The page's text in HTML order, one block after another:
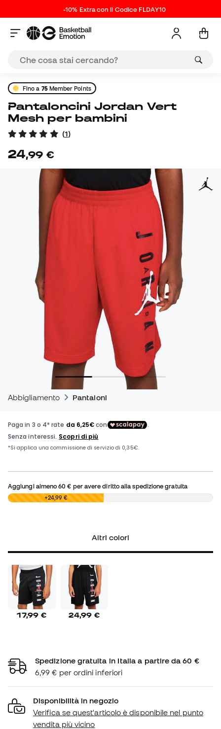
-10% Extra con il Codice FLDAY10
Fino a 75Member Points
Pantaloncini Jordan Vert
Mesh per bambini
(1)
24,99 €
Abbigliamento Pantaloni
Aggiungi almeno60 € per avere diritto alla spedizione gratuita
0,00 € +24,99 €
Altri colori
17,99 € 24,99 €
Spedizione gratuita in Italia a partire da 60 €
6,99 € per ordini inferiori
Disponibilità in negozio
Verifica se quest'articolo è disponibile nel punto
vendita più vicino